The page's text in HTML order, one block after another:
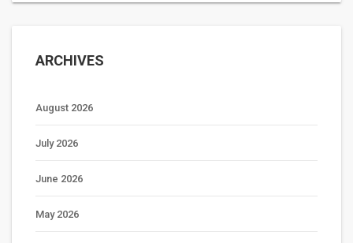
ARCHIVES
August 2026
July 2026
June 2026
May 2026